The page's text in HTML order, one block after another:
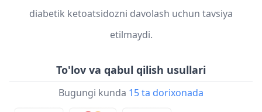
diabetik ketoatsidozni davolash uchun tavsiya
etilmaydi.
To'lov va qabul qilish usullari
Bugungi kunda 15 ta dorixonada